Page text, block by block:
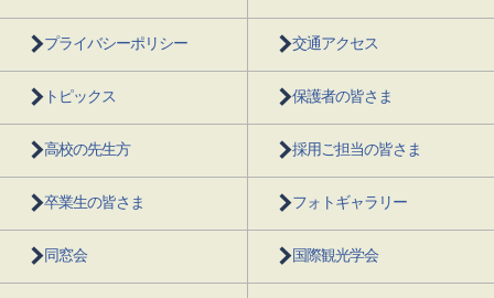
プライバシーポリシー 交通アクセス
トピックス 保護者の皆さま
高校の先生方 採用ご担当の皆さま
卒業生の皆さま フォトギャラリー
同窓会 国際観光学会